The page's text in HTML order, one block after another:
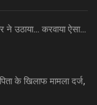
ने उठाया… करवाया ऐसा…
के खिलाफ मामला दर्ज,